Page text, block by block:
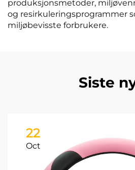
produksjonsmetoder,
og resirkuleringsprogrammer
miljøbevisste forbrukere.
Siste
22
Oct